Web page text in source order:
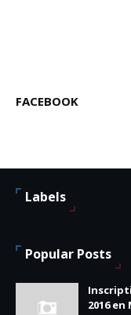
FACEBOOK
Labels
Popular Posts
2016